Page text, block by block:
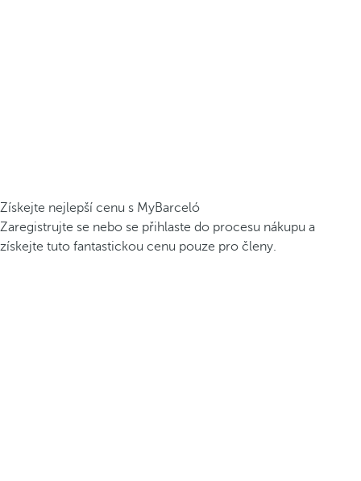
Získejte nejlepší cenu s MyBarceló
Zaregistrujte se nebo se přihlaste do procesu nákupu a
získejte tuto fantastickou cenu pouze pro členy.